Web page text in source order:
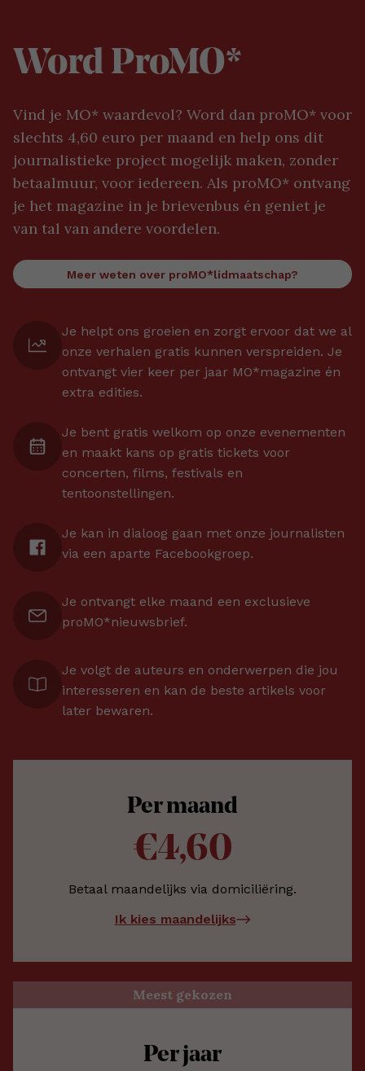
Word ProMO*
Vind je MO* waardevol? Word dan proMO* voor
slechts 4,60 euro per maand en help ons dit
journalistieke project mogelijk maken, zonder
betaalmuur, voor iedereen. Als proMO* ontvang
je het magazine in je brievenbus én geniet je
van tal van andere voordelen.
Meer weten over proMO*lidmaatschap?
Je helpt ons groeien en zorgt ervoor dat we al
onze verhalen gratis kunnen verspreiden. Je
ontvangt vier keer per jaar MO*magazine én
extra edities.
Je bent gratis welkom op onze evenementen
en maakt kans op gratis tickets voor
concerten, films, festivals en
tentoonstellingen.
Je kan in dialoog gaan met onze journalisten
via een aparte Facebookgroep.
Je ontvangt elke maand een exclusieve
proMO*nieuwsbrief.
Je volgt de auteurs en onderwerpen die jou
interesseren en kan de beste artikels voor
later bewaren.
Per maand
€4,60
Betaal maandelijks via domiciliëring.
Ik kies maandelijks
Meest gekozen
Per jaar